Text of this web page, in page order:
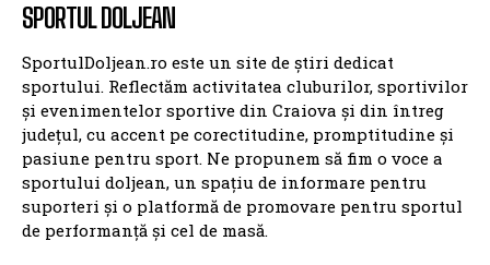
SPORTUL DOLJEAN
SportulDoljean.ro este un site de știri dedicat
sportului. Reflectăm activitatea cluburilor, sportivilor
și evenimentelor sportive din Craiova și din întreg
județul, cu accent pe corectitudine, promptitudine și
pasiune pentru sport. Ne propunem să fim o voce a
sportului doljean, un spațiu de informare pentru
suporteri și o platformă de promovare pentru sportul
de performanță și cel de masă.